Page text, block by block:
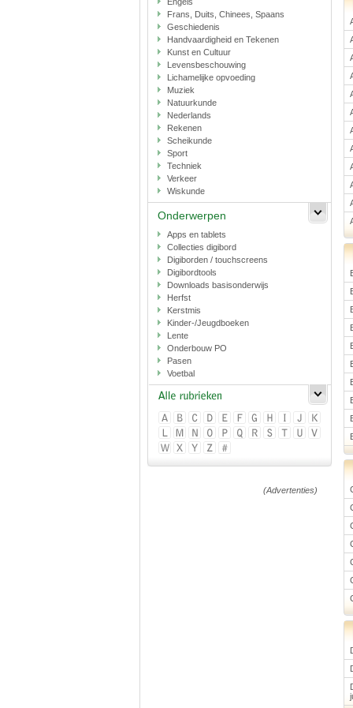
Frans, Duits, Chinees, Spaans
Geschiedenis
Handvaardigheid en Tekenen
Kunst en Cultuur
Levensbeschouwing
Lichamelijke opvoeding
Muziek
Natuurkunde
Nederlands
Rekenen
Scheikunde
Sport
Techniek
Verkeer
Wiskunde
Onderwerpen
Apps en tablets
Collecties digibord
Digiborden / touchscreens
Digibordtools
Downloads basisonderwijs
Herfst
Kerstmis
Kinder-/Jeugdboeken
Lente
Onderbouw PO
Pasen
Voetbal
(Advertenties)